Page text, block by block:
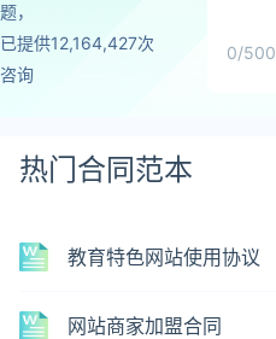
题，
已提供12,164,427次
咨询
0/500
热门合同范本
教育特色网站使用协议
网站商家加盟合同